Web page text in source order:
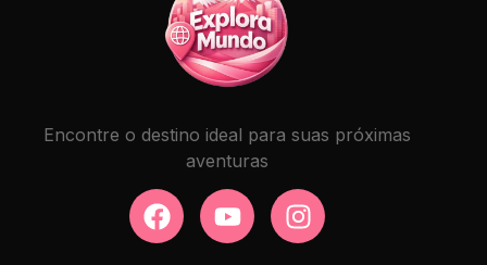
Encontre o destino ideal para suas próximas
aventuras